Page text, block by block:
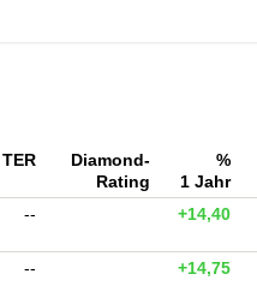
TER
Diamond-
Rating
%
1 Jahr
-- +14,40
-- +14,75